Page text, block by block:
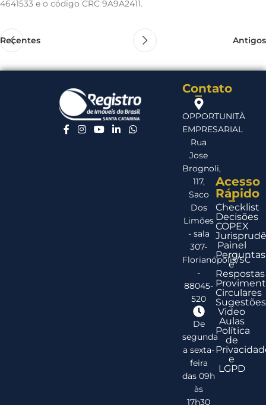
4641533 e o código CRC 9A9A2411.
Recentes Antigos
Contato
OPPORTUNITÀ
EMPRESARIAL
Rua
Jose
Brognoli,
117,
Saco
Dos
Limões
- sala
307-
Florianópolis/SC
-
88045-
520
De
segunda
a sexta-
feira
das 09h
às
17h30
Acesso
Rápido
Checklist
Decisões
COPEX
Painel
Perguntas
e
Respostas
Circulares
Sugestões
Video
Aulas
Política
de
e
LGPD